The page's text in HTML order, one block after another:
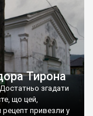
Тирона
згадати
що цей,
рецепт привезли у